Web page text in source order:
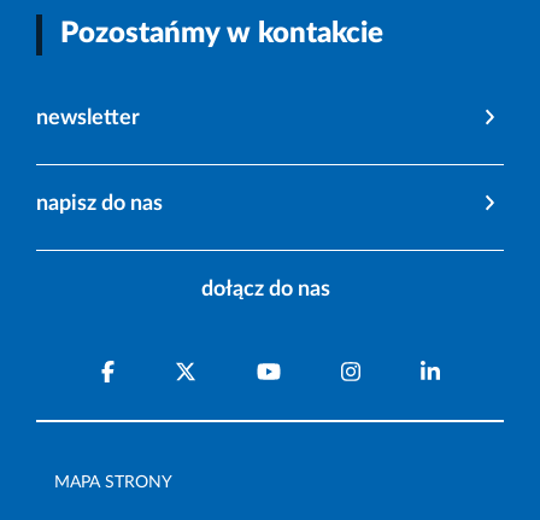
Pozostańmy w kontakcie
newsletter
napisz do nas
dołącz do nas
MAPA STRONY